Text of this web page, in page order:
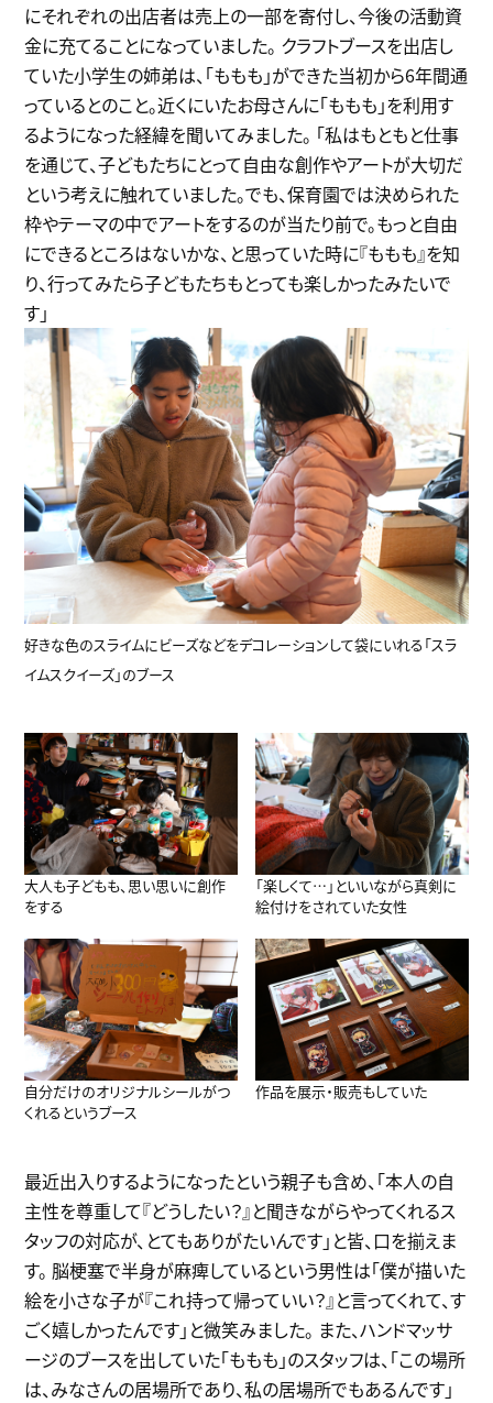
にそれぞれの出店者は売上の一部を寄付し、今後の活動資
金に充てることになっていました。 クラフトブースを出店し
ていた小学生の姉弟は、「ももも」ができた当初から6年間通
っているとのこと。近くにいたお母さんに「ももも」を利用す
るようになった経緯を聞いてみました。 「私はもともと仕事
を通じて、子どもたちにとって自由な創作やアートが大切だ
という考えに触れていました。でも、保育園では決められた
枠やテーマの中でアートをするのが当たり前で。もっと自由
にできるところはないかな、と思っていた時に『ももも』を知
り、行ってみたら子どもたちもとっても楽しかったみたいで
す」
好きな色のスライムにビーズなどをデコレーションして袋にいれる「スラ
イムスクイーズ」のブース
大人も子どもも、思い思いに創作
をする
「楽しくて…」といいながら真剣に
絵付けをされていた女性
自分だけのオリジナルシールがつ
くれるというブース
作品を展示・販売もしていた
最近出入りするようになったという親子も含め、「本人の自
主性を尊重して『どうしたい？』と聞きながらやってくれるス
タッフの対応が、とてもありがたいんです」と皆、口を揃えま
す。 脳梗塞で半身が麻痺しているという男性は「僕が描いた
絵を小さな子が『これ持って帰っていい？』と言ってくれて、す
ごく嬉しかったんです」と微笑みました。 また、ハンドマッサ
ージのブースを出していた「ももも」のスタッフは、「この場所
は、みなさんの居場所であり、私の居場所でもあるんです」